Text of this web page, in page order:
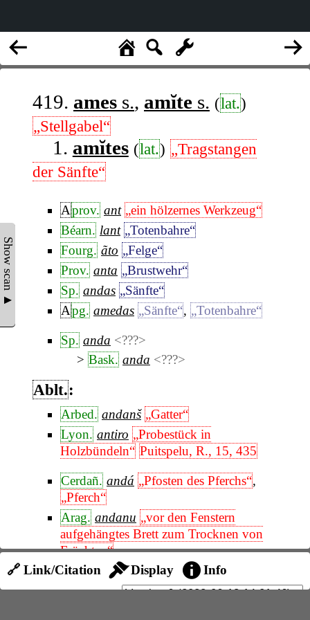
Show scan ▲
419. ames s., amĭte s. (lat.)
„Stellgabel“
1. amĭtes (lat.) „Tragstangen
der Sänfte“
Aprov. ant „ein hölzernes Werkzeug“
Béarn. lant „Totenbahre“
Fourg. ãto „Felge“
Prov. anta „Brustwehr“
Sp. andas „Sänfte“
Apg. amedas „Sänfte“, „Totenbahre“
Sp. anda <???>
Bask. anda <???>
Ablt.:
Arbed. andanš „Gatter“
Lyon. antiro „Probestück in
Holzbündeln“ Puitspelu, R., 15, 435
Cerdañ. andá „Pfosten des Pferchs“,
„Pferch“
Arag. andanu „vor den Fenstern
aufgehängtes Brett zum Trocknen von
Früchten“
Pg. andilhas „Trage“
🔗 Link/Citation Display Info